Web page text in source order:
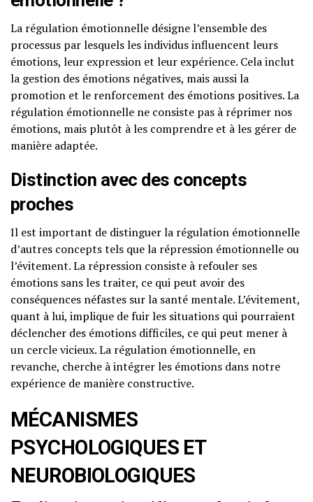
La régulation émotionnelle désigne l’ensemble des
processus par lesquels les individus influencent leurs
émotions, leur expression et leur expérience. Cela inclut
la gestion des émotions négatives, mais aussi la
promotion et le renforcement des émotions positives. La
régulation émotionnelle ne consiste pas à réprimer nos
émotions, mais plutôt à les comprendre et à les gérer de
manière adaptée.
Distinction avec des concepts
proches
Il est important de distinguer la régulation émotionnelle
d’autres concepts tels que la répression émotionnelle ou
l’évitement. La répression consiste à refouler ses
émotions sans les traiter, ce qui peut avoir des
conséquences néfastes sur la santé mentale. L’évitement,
quant à lui, implique de fuir les situations qui pourraient
déclencher des émotions difficiles, ce qui peut mener à
un cercle vicieux. La régulation émotionnelle, en
revanche, cherche à intégrer les émotions dans notre
expérience de manière constructive.
MÉCANISMES
PSYCHOLOGIQUES ET
NEUROBIOLOGIQUES